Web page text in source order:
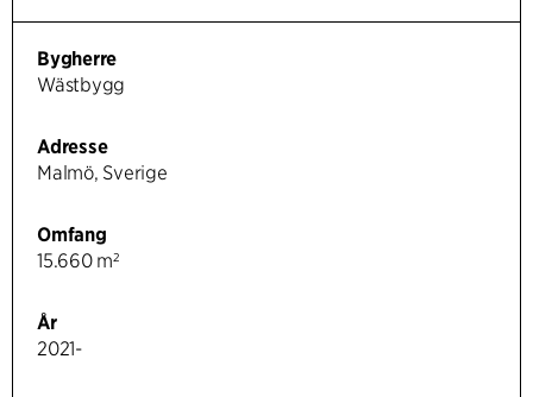
Bygherre
Wästbygg
Adresse
Malmö, Sverige
Omfang
15.660 m²
År
2021-